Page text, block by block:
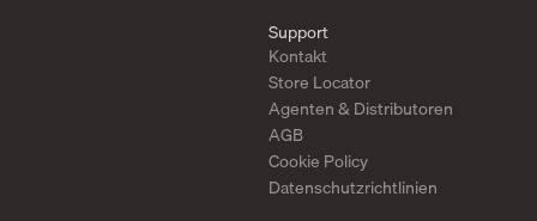
Support
Kontakt
Store Locator
Agenten & Distributoren
AGB
Cookie Policy
Datenschutzrichtlinien